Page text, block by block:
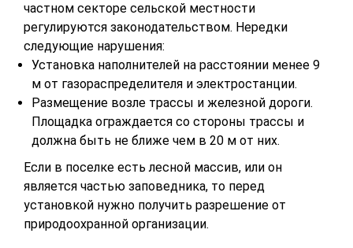
частном секторе сельской местности
регулируются законодательством. Нередки
следующие нарушения:
Установка наполнителей на расстоянии менее 9
м от газораспределителя и электростанции.
Размещение возле трассы и железной дороги.
Площадка ограждается со стороны трассы и
должна быть не ближе чем в 20 м от них.
Если в поселке есть лесной массив, или он
является частью заповедника, то перед
установкой нужно получить разрешение от
природоохранной организации.